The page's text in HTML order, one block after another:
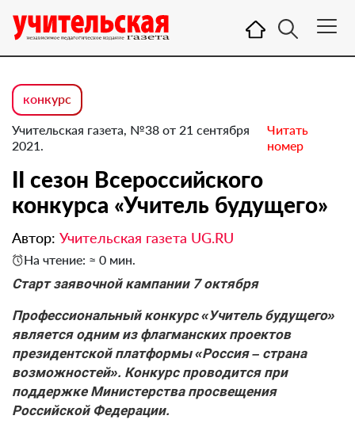
конкурс
Учительская газета, №38 от 21 сентября
2021.
Читать
номер
II cезон Всероссийского
конкурса «Учитель будущего»
Автор: Учительская газета UG.RU
На чтение: ≈ 0 мин.
Старт заявочной кампании 7 октября
Профессиональный конкурс «Учитель будущего»
является одним из флагманских проектов
президентской платформы «Россия – страна
возможностей». Конкурс проводится при
поддержке Министерства просвещения
Российской Федерации.